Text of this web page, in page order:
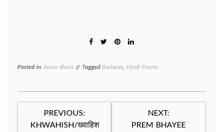
Posted in Jiwan dhara Tagged Bachpan Hindi Poems
Post
navigation
PREVIOUS:
KHWAHISH/ख्वाहिश
NEXT:
PREM BHAYEE